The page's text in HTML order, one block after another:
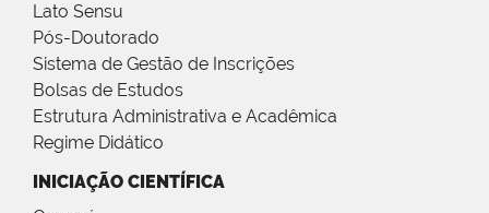
Lato Sensu
Pós-Doutorado
Sistema de Gestão de Inscrições
Bolsas de Estudos
Estrutura Administrativa e Acadêmica
Regime Didático
INICIAÇÃO CIENTÍFICA